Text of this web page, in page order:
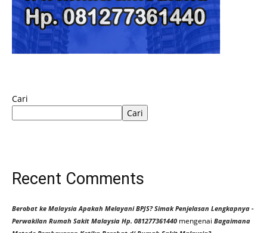
Cari
Cari
Recent Comments
Berobat ke Malaysia Apakah Melayani BPJS? Simak Penjelasan Lengkapnya -
Perwakilan Rumah Sakit Malaysia Hp. 081277361440 mengenai Bagaimana